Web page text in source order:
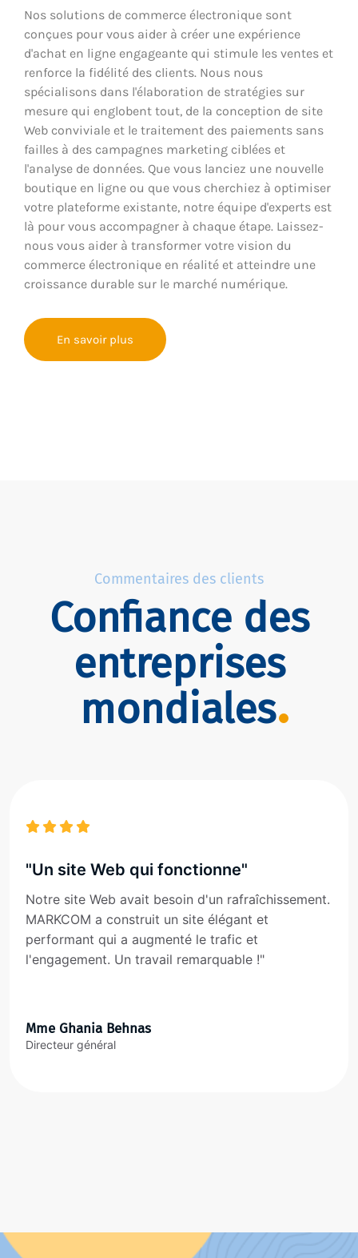
Nos solutions de commerce électronique sont
conçues pour vous aider à créer une expérience
d'achat en ligne engageante qui stimule les ventes et
renforce la fidélité des clients. Nous nous
spécialisons dans l'élaboration de stratégies sur
mesure qui englobent tout, de la conception de site
Web conviviale et le traitement des paiements sans
failles à des campagnes marketing ciblées et
l'analyse de données. Que vous lanciez une nouvelle
boutique en ligne ou que vous cherchiez à optimiser
votre plateforme existante, notre équipe d'experts est
là pour vous accompagner à chaque étape. Laissez-
nous vous aider à transformer votre vision du
commerce électronique en réalité et atteindre une
croissance durable sur le marché numérique.
En savoir plus
Commentaires des clients
Confiance des
entreprises
mondiales
"Un site Web qui fonctionne"
Notre site Web avait besoin d'un rafraîchissement.
MARKCOM a construit un site élégant et
performant qui a augmenté le trafic et
l'engagement. Un travail remarquable !"
Mme Ghania Behnas
Directeur général